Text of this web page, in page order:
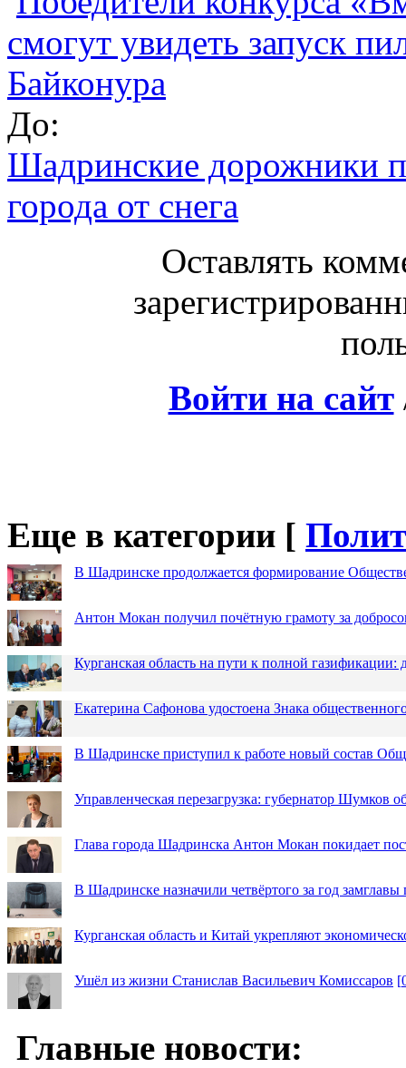
смогут увидеть запуск
Байконура
До:
Шадринские дорожники
города от снега
Оставлять
Войти на сайт
Еще в категории [
В Шадринске продолжается формирование
Антон Мокан получил почётную грамоту за
Курганская область на пути к полной
Екатерина Сафонова удостоена Знака
В Шадринске приступил к работе новый состав
Управленческая перезагрузка: губернатор Шумков
Глава города Шадринска Антон Мокан покидает
В Шадринске назначили четвёртого за год замглавы
Курганская область и Китай укрепляют
Ушёл из жизни Станислав Васильевич Комиссаров [
Главные новости: